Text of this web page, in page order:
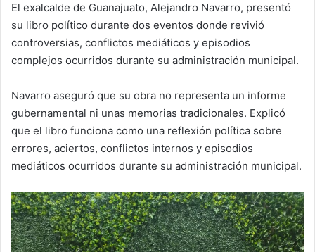
El exalcalde de Guanajuato, Alejandro Navarro, presentó
su libro político durante dos eventos donde revivió
controversias, conflictos mediáticos y episodios
complejos ocurridos durante su administración municipal.
Navarro aseguró que su obra no representa un informe
gubernamental ni unas memorias tradicionales. Explicó
que el libro funciona como una reflexión política sobre
errores, aciertos, conflictos internos y episodios
mediáticos ocurridos durante su administración municipal.